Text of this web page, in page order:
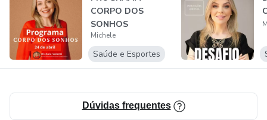
estratégias que funcionam na prática.
CORPO DOS
SONHOS
Michele
Saúde e Esportes
Dúvidas frequentes